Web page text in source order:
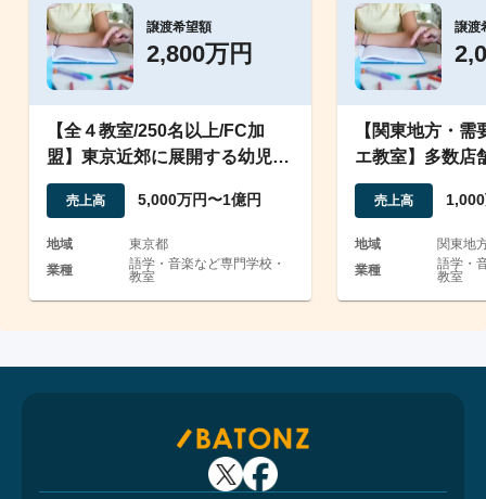
譲渡希望額
2,800万円
【全４教室/250名以上/FC加
盟】東京近郊に展開する幼児教
室の事業譲渡
売上高 5,000万円〜1億円
地域
東京都
業種
語学・音楽など専門学校・
教室
譲渡
【関東地方・
エ教室】多数店
が営業黒字/事業
売上高
地域
関東地
業種
語学・
教室